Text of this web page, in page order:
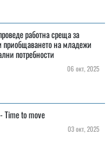
работна среща за
приобщаването на младежи
потребности
06 окт, 2025
Time to move
03 окт, 2025